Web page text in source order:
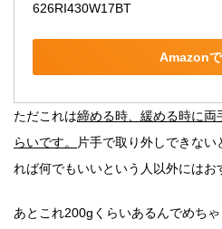
626RI430W17BT
Amazon
ただこれは締める時、緩める時に両
らいです。
片手で取り外しできな
れば何でもいいという人以外にはお
あとこれ200gくらいあるんでめちゃ